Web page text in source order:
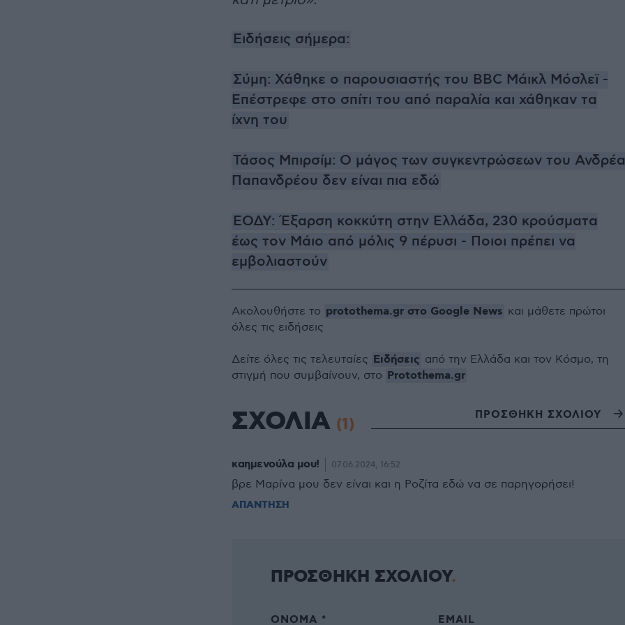
Ειδήσεις σήμερα:
Σύμη: Χάθηκε ο παρουσιαστής του BBC Μάικλ Μόσλεϊ -
Επέστρεφε στο σπίτι του από παραλία και χάθηκαν τα
ίχνη του
Τάσος Μπιρσίμ: Ο μάγος των συγκεντρώσεων του Ανδρέα
Παπανδρέου δεν είναι πια εδώ
ΕΟΔΥ: Έξαρση κοκκύτη στην Ελλάδα, 230 κρούσματα
έως τον Μάιο από μόλις 9 πέρυσι - Ποιοι πρέπει να
εμβολιαστούν
Ακολουθήστε το protothema.gr στο Google News και μάθετε πρώτοι
όλες τις ειδήσεις
Δείτε όλες τις τελευταίες Ειδήσεις από την Ελλάδα και τον Κόσμο, τη
στιγμή που συμβαίνουν, στο Protothema.gr
ΣΧΟΛΙΑ (1) ΠΡΟΣΘΗΚΗ ΣΧΟΛΙΟΥ
καημενούλα μου! 07.06.2024, 16:52
βρε Μαρίνα μου δεν είναι και η Ροζίτα εδώ να σε παρηγορήσει!
ΑΠΑΝΤΗΣΗ
ΠΡΟΣΘΗΚΗ ΣΧΟΛΙΟΥ
ΌΝΟΜΑ * EMAIL